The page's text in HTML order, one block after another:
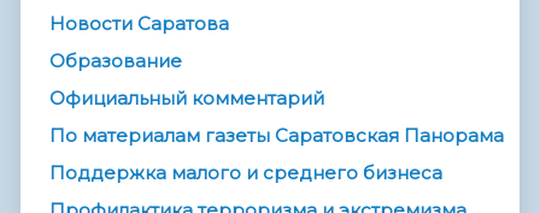
Новости Саратова
Образование
Официальный комментарий
По материалам газеты Саратовская Панорама
Поддержка малого и среднего бизнеса